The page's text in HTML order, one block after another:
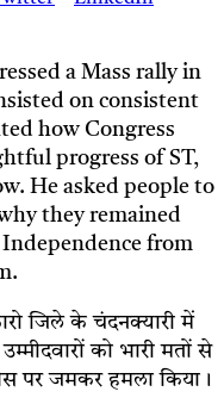
a Mass rally in
on consistent
how Congress
progress of ST,
He asked people to
they remained
Independence from
जिले के चंदनक्यारी में
को भारी मतों से
पर जमकर हमला किया।